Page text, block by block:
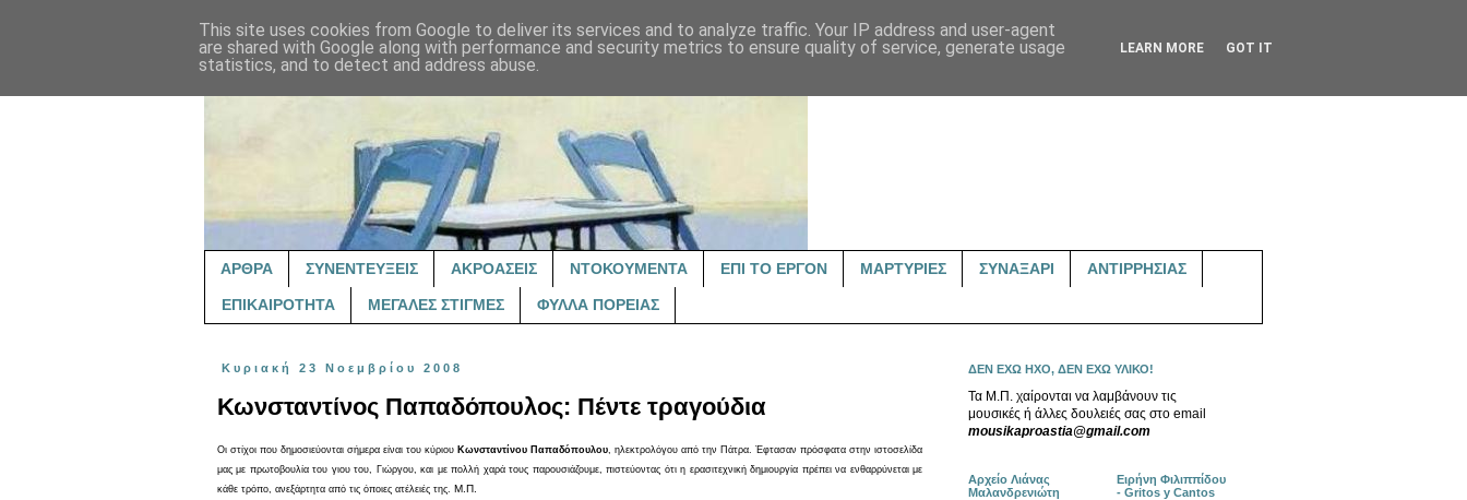
ΑΡΘΡΑ ΣΥΝΕΝΤΕΥΞΕΙΣ ΑΚΡΟΑΣΕΙΣ ΝΤΟΚΟΥΜΕΝΤΑ ΕΠΙ ΤΟ ΕΡΓΟΝ ΜΑΡΤΥΡΙΕΣ ΣΥΝΑΞΑΡΙ ΑΝΤΙΡΡΗΣΙΑΣ
ΕΠΙΚΑΙΡΟΤΗΤΑ ΜΕΓΑΛΕΣ ΣΤΙΓΜΕΣ ΦΥΛΛΑ ΠΟΡΕΙΑΣ
Κυριακή 23 Νοεμβρίου 2008
Κωνσταντίνος Παπαδόπουλος: Πέντε τραγούδια
Οι στίχοι που δημοσιεύονται σήμερα είναι του κύριου Κωνσταντίνου Παπαδόπουλου, ηλεκτρολόγου από την Πάτρα. Έφτασαν πρόσφατα στην ιστοσελίδα
μας με πρωτοβουλία του γιου του, Γιώργου, και με πολλή χαρά τους παρουσιάζουμε, πιστεύοντας ότι η ερασιτεχνική δημιουργία πρέπει να ενθαρρύνεται με
κάθε τρόπο, ανεξάρτητα από τις όποιες ατέλειές της. Μ.Π.
ΔΕΝ ΕΧΩ ΗΧΟ, ΔΕΝ ΕΧΩ ΥΛΙΚΟ!
Τα Μ.Π. χαίρονται να λαμβάνουν τις
μουσικές ή άλλες δουλειές σας στο email
mousikaproastia@gmail.com
Αρχείο Λιάνας
Μαλανδρενιώτη
Ειρήνη Φιλιππίδου
- Gritos y Cantos
This site uses cookies from Google to deliver its services and to analyze traffic. Your IP address and user-agent
are shared with Google along with performance and security metrics to ensure quality of service, generate usage
statistics, and to detect and address abuse.
LEARN MORE GOT IT